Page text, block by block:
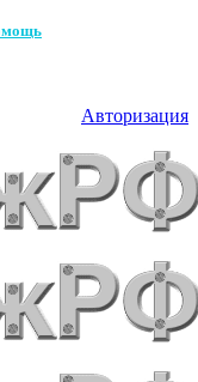
Авторизация